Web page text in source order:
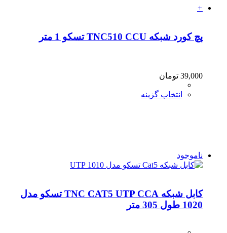
+
پچ کورد شبکه TNC510 CCU تسکو 1 متر
39,000 تومان
انتخاب گزینه
ناموجود
کابل شبکه TNC CAT5 UTP CCA تسکو مدل
1020 طول 305 متر